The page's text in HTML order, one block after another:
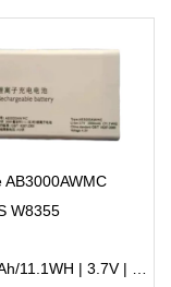
AB3000AWMC
W8355
3000mAh/11.1WH | 3.7V | Li-ion ...